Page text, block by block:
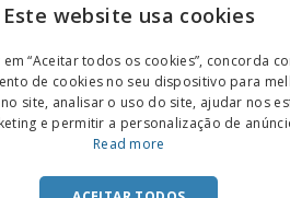
Bandeira de Praia em Fibra de
Vento/Gota
Banner para Fixar ao Poste |
60 x 120cm
Bandeira de Praia Budget
Wind e Drop
Este website usa cookies
“Aceitar todos os cookies”, concorda
de cookies no seu dispositivo para
site, analisar o uso do site, ajudar nos
e permitir a personalização de
Read more